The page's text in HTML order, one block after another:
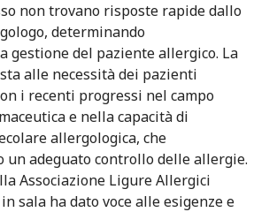
non trovano risposte rapide dallo
determinando
gestione del paziente allergico. La
alle necessità dei pazienti
i recenti progressi nel campo
e nella capacità di
allergologica, che
un adeguato controllo delle allergie.
Associazione Ligure Allergici
sala ha dato voce alle esigenze e